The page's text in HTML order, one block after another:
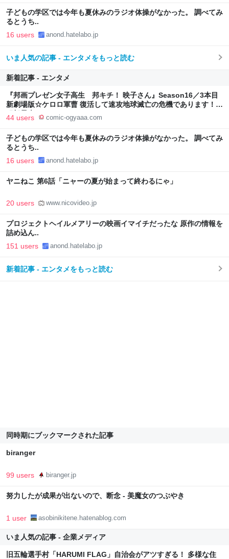
子どもの学区では今年も夏休みのラジオ体操がなかった。 調べてみ
るとうち..
16 users anond.hatelabo.jp
いま人気の記事 - エンタメをもっと読む
新着記事 - エンタメ
『邦画プレゼン女子高生 邦キチ！ 映子さん』Season16／3本目
新劇場版☆ケロロ軍曹 復活して速攻地球滅亡の危機であります！ -
服部昇大 | COMIC OGYAAA!!
44 users comic-ogyaaa.com
子どもの学区では今年も夏休みのラジオ体操がなかった。 調べてみ
るとうち..
16 users anond.hatelabo.jp
ヤニねこ 第6話「ニャーの夏が始まって終わるにゃ」
20 users www.nicovideo.jp
プロジェクトヘイルメアリーの映画イマイチだったな 原作の情報を
詰め込ん..
151 users anond.hatelabo.jp
新着記事 - エンタメをもっと読む
同時期にブックマークされた記事
biranger
99 users biranger.jp
努力したが成果が出ないので、断念 - 美魔女のつぶやき
1 user asobinikitene.hatenablog.com
いま人気の記事 - 企業メディア
旧五輪選手村「HARUMI FLAG」自治会がアツすぎる！ 多様な住